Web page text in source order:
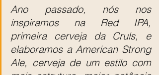
Ano passado, nós nos
inspiramos na Red IPA,
primeira cerveja da Cruls, e
elaboramos a American Strong
Ale, cerveja de um estilo com